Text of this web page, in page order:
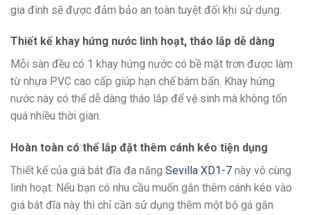
gia đình sẽ được đảm bảo an toàn tuyệt đối khi sử dụng.
Thiết kế khay hứng nước linh hoạt, tháo lắp dễ dàng
Mỗi sàn đều có 1 khay hứng nước có bề mặt trơn được làm
từ nhựa PVC cao cấp giúp hạn chế bám bẩn. Khay hứng
nước này có thể dễ dàng tháo lắp để vệ sinh mà không tốn
quá nhiều thời gian.
Hoàn toàn có thể lắp đặt thêm cánh kéo tiện dụng
Thiết kế của giá bát đĩa đa năng Sevilla XD1-7 này vô cùng
linh hoạt. Nếu bạn có nhu cầu muốn gắn thêm cánh kéo vào
giá bát đĩa này thì chỉ cần sử dụng thêm một bộ gá gắn